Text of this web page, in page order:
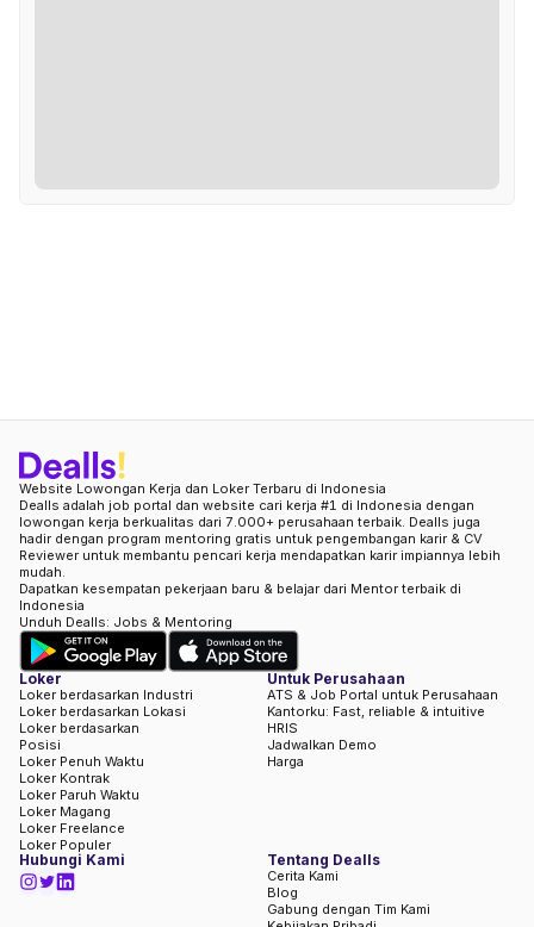
Website Lowongan Kerja dan Loker Terbaru di Indonesia
Dealls adalah job portal dan website cari kerja #1 di Indonesia dengan
lowongan kerja berkualitas dari 7.000+ perusahaan terbaik. Dealls juga
hadir dengan program mentoring gratis untuk pengembangan karir & CV
Reviewer untuk membantu pencari kerja mendapatkan karir impiannya lebih
mudah.
Dapatkan kesempatan pekerjaan baru & belajar dari Mentor terbaik di
Indonesia
Unduh Dealls: Jobs & Mentoring
Loker
Loker berdasarkan Industri
Loker berdasarkan Lokasi
Loker berdasarkan
Posisi
Loker Penuh Waktu
Loker Kontrak
Loker Paruh Waktu
Loker Magang
Loker Freelance
Loker Populer
Untuk Perusahaan
ATS & Job Portal untuk Perusahaan
Kantorku: Fast, reliable & intuitive
HRIS
Jadwalkan Demo
Harga
Hubungi Kami Tentang Dealls
Cerita Kami
Blog
Gabung dengan Tim Kami